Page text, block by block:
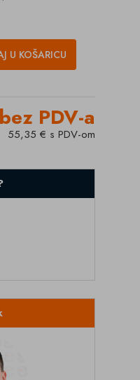
U KOŠARICU
PDV-a
55,35 € s PDV-om